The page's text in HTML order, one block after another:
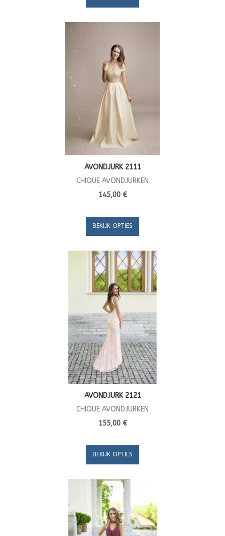
AVONDJURK 2111
CHIQUE AVONDJURKEN
145,00 €
BEKIJK OPTIES
AVONDJURK 2121
CHIQUE AVONDJURKEN
155,00 €
BEKIJK OPTIES